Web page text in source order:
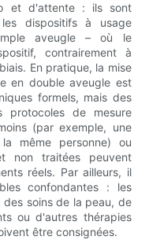
et d'attente : ils sont
dispositifs à usage
aveugle – où le
contrairement à
En pratique, la mise
en double aveugle est
formels, mais des
protocoles de mesure
(par exemple, une
même personne) ou
non traitées peuvent
réels. Par ailleurs, il
confondantes : les
soins de la peau, de
ou d'autres thérapies
être consignées.